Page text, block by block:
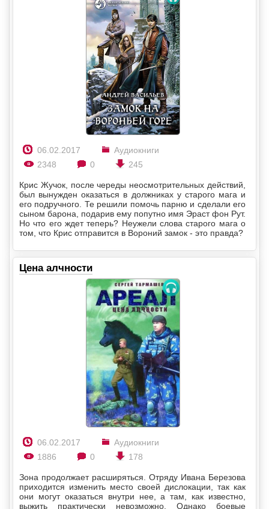
06.02.2017
Аудиокниги
2348
0 245
Крис Жучок, после череды неосмотрительных действий,
был вынужден оказаться в должниках у старого мага и
его подручного. Те решили помочь парню и сделали его
сыном барона, подарив ему попутно имя Эраст фон Рут.
Но что его ждет теперь? Неужели слова старого мага о
том, что Крис отправится в Вороний замок - это правда?
Цена алчности
06.02.2017
Аудиокниги
1886
0 178
Зона продолжает расширяться. Отряду Ивана Березова
приходится изменить место своей дислокации, так как
они могут оказаться внутри нее, а там, как известно,
выжить практически невозможно. Однако боевые